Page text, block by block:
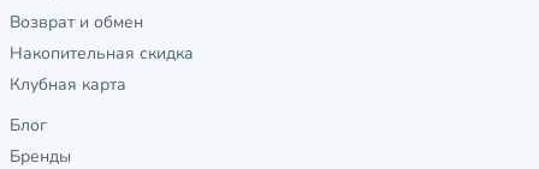
Возврат и обмен
Накопительная скидка
Клубная карта
Блог
Бренды